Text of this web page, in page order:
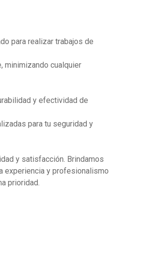
para realizar trabajos de
minimizando cualquier
y efectividad de
para tu seguridad y
y satisfacción. Brindamos
experiencia y profesionalismo
prioridad.